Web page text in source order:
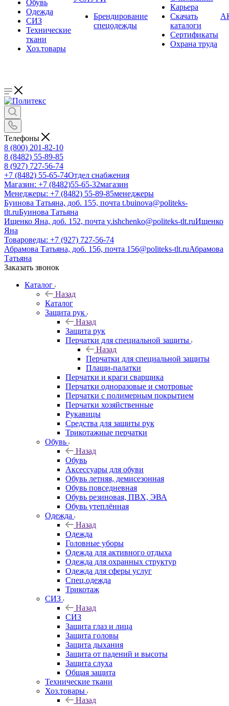
Обувь
Одежда
СИЗ
Технические
ткани
Хоз.товары
Брендирование
спецодежды
Карьера
Cкачать
каталоги
Сертификаты
Охрана труда
Телефоны
8 (800) 201-82-10
8 (8482) 55-89-85
8 (927) 727-56-74
+7 (8482) 55-65-74Отдел снабжения
Магазин: +7 (8482)55-65-32магазин
Менеджеры: +7 (8482) 55-89-85менеджеры
Буинова Татьяна, доб. 155, почта t.buinova@politeks-
tlt.ruБуинова Татьяна
Ищенко Яна, доб. 152, почта y.ishchenko@politeks-tlt.ruИщенко
Яна
Товароведы: +7 (927) 727-56-74
Абрамова Татьяна, доб. 156, почта 156@politeks-tlt.ruАбрамова
Татьяна
Заказать звонок
Каталог
Назад
Каталог
Защита рук
Назад
Защита рук
Перчатки для специальной защиты
Назад
Перчатки для специальной защиты
Плащи-палатки
Перчатки и краги сварщика
Перчатки одноразовые и смотровые
Перчатки с полимерным покрытием
Перчатки хозяйственные
Рукавицы
Средства для защиты рук
Трикотажные перчатки
Обувь
Назад
Обувь
Аксессуары для обуви
Обувь летняя, демисезонная
Обувь повседневная
Обувь резиновая, ПВХ, ЭВА
Обувь утеплённая
Одежда
Назад
Одежда
Головные уборы
Одежда для активного отдыха
Одежда для охранных структур
Одежда для сферы услуг
Спец.одежда
Трикотаж
СИЗ
Назад
СИЗ
Защита глаз и лица
Защита головы
Защита дыхания
Защита от падений и высоты
Защита слуха
Общая защита
Технические ткани
Хоз.товары
Назад